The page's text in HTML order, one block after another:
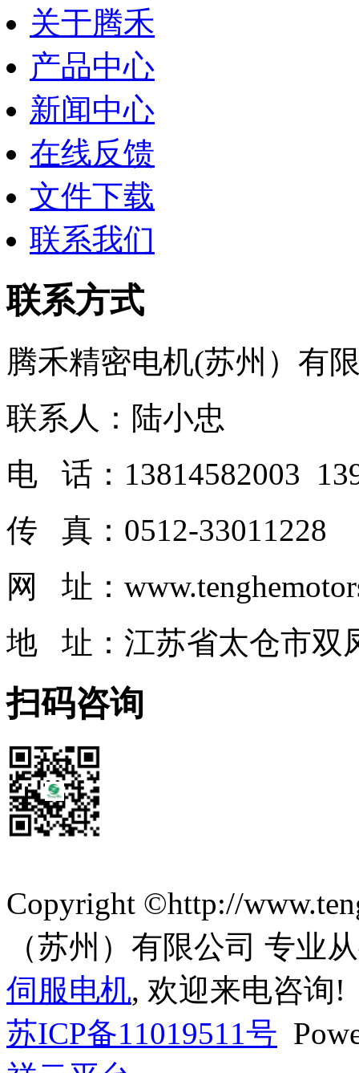
关于腾禾
产品中心
新闻中心
在线反馈
文件下载
联系我们
联系方式
腾禾精密电机(苏州）有
联系人：陆小忠
电 话：13814582003
传 真：0512-33011228
网 址：
地 址：江苏省太仓市双
扫码咨询
Copyright ©http://
（苏州）有限公司 专业
伺服电机, 欢迎来电咨询!
苏ICP备11019511号